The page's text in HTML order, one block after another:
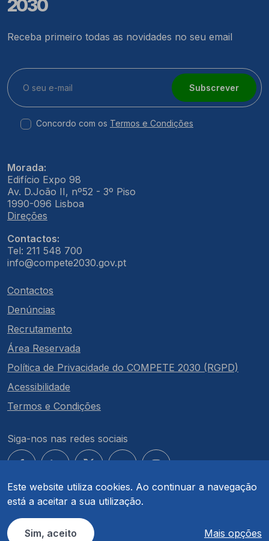
Este website utiliza cookies. Ao continuar a navegação
está a aceitar a sua utilização.
Sim, aceito Mais opções
2030
Receba primeiro todas as novidades no seu email
Subscrever
Concordo com os Termos e Condições
Morada:
Edifício Expo 98
Av. D.João II, nº52 - 3º Piso
1990-096 Lisboa
Direções
Contactos:
Tel: 211 548 700
info@compete2030.gov.pt
Contactos
Denúncias
Recrutamento
Área Reservada
Política de Privacidade do COMPETE 2030 (RGPD)
Acessibilidade
Termos e Condições
Siga-nos nas redes sociais
© COMPETE 2030. Todos os direitos reservados.